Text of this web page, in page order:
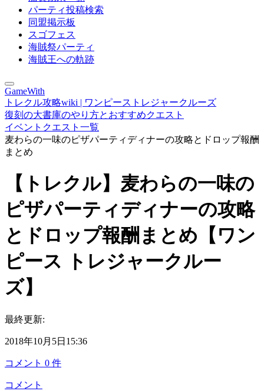
パーティ投稿検索
同盟掲示板
スゴフェス
海賊祭パーティ
海賊王への軌跡
GameWith
トレクル攻略wiki | ワンピーストレジャークルーズ
復刻の大書庫のやり方とおすすめクエスト
イベントクエスト一覧
麦わらの一味のピザパーティディナーの攻略とドロップ報酬
まとめ
【トレクル】麦わらの一味の
ピザパーティディナーの攻略
とドロップ報酬まとめ【ワン
ピース トレジャークルー
ズ】
最終更新:
2018年10月5日15:36
コメント 0 件
コメント